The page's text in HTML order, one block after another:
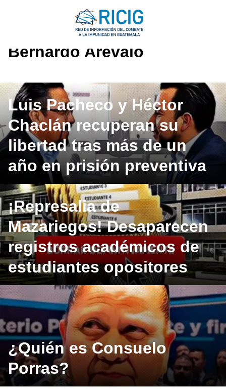
Bernardo Arévalo
Luis Pacheco y Héctor
Chaclán recuperan su
libertad tras más de un
año en prisión preventiva
¡Represalia de
Mazariegos! Desaparecen
registros académicos de
estudiantes opositores
¿Quién es Consuelo
Porras?